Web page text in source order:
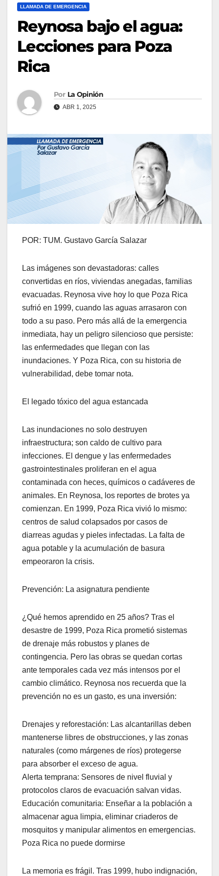
LLAMADA DE EMERGENCIA
Reynosa bajo el agua:
Lecciones para Poza
Rica
Por La Opinión
ABR 1, 2025
POR: TUM. Gustavo García Salazar
Las imágenes son devastadoras: calles
convertidas en ríos, viviendas anegadas, familias
evacuadas. Reynosa vive hoy lo que Poza Rica
sufrió en 1999, cuando las aguas arrasaron con
todo a su paso. Pero más allá de la emergencia
inmediata, hay un peligro silencioso que persiste:
las enfermedades que llegan con las
inundaciones. Y Poza Rica, con su historia de
vulnerabilidad, debe tomar nota.
El legado tóxico del agua estancada
Las inundaciones no solo destruyen
infraestructura; son caldo de cultivo para
infecciones. El dengue y las enfermedades
gastrointestinales proliferan en el agua
contaminada con heces, químicos o cadáveres de
animales. En Reynosa, los reportes de brotes ya
comienzan. En 1999, Poza Rica vivió lo mismo:
centros de salud colapsados por casos de
diarreas agudas y pieles infectadas. La falta de
agua potable y la acumulación de basura
empeoraron la crisis.
Prevención: La asignatura pendiente
¿Qué hemos aprendido en 25 años? Tras el
desastre de 1999, Poza Rica prometió sistemas
de drenaje más robustos y planes de
contingencia. Pero las obras se quedan cortas
ante temporales cada vez más intensos por el
cambio climático. Reynosa nos recuerda que la
prevención no es un gasto, es una inversión:
Drenajes y reforestación: Las alcantarillas deben
mantenerse libres de obstrucciones, y las zonas
naturales (como márgenes de ríos) protegerse
para absorber el exceso de agua.
Alerta temprana: Sensores de nivel fluvial y
protocolos claros de evacuación salvan vidas.
Educación comunitaria: Enseñar a la población a
almacenar agua limpia, eliminar criaderos de
mosquitos y manipular alimentos en emergencias.
Poza Rica no puede dormirse
La memoria es frágil. Tras 1999, hubo indignación,